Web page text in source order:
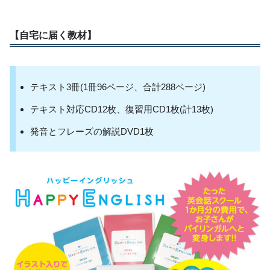
【自宅に届く教材】
テキスト3冊(1冊96ページ、合計288ページ)
テキスト対応CD12枚、復習用CD1枚(計13枚)
発音とフレーズの解説DVD1枚